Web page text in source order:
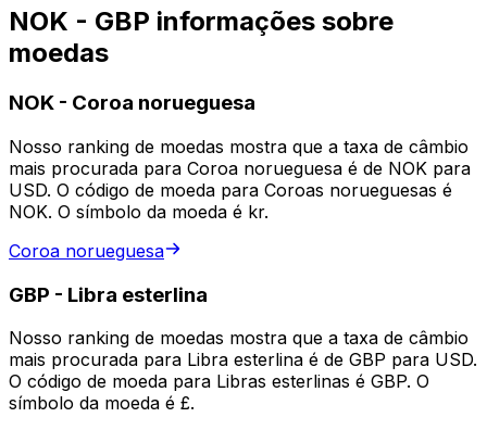
NOK - GBP informações sobre
moedas
NOK - Coroa norueguesa
Nosso ranking de moedas mostra que a taxa de câmbio
mais procurada para Coroa norueguesa é de NOK para
USD. O código de moeda para Coroas norueguesas é
NOK. O símbolo da moeda é kr.
Coroa norueguesa
GBP - Libra esterlina
Nosso ranking de moedas mostra que a taxa de câmbio
mais procurada para Libra esterlina é de GBP para USD.
O código de moeda para Libras esterlinas é GBP. O
símbolo da moeda é £.